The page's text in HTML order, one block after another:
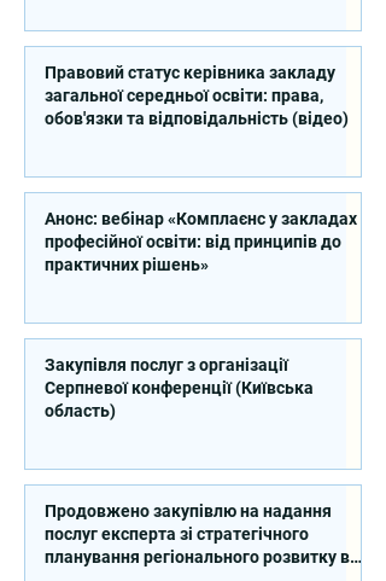
Правовий статус керівника закладу
загальної середньої освіти: права,
обов'язки та відповідальність (відео)
Анонс: вебінар «Комплаєнс у закладах
професійної освіти: від принципів до
практичних рішень»
Закупівля послуг з організації
Серпневої конференції (Київська
область)
Продовжено закупівлю на надання
послуг експерта зі стратегічного
планування регіонального розвитку в